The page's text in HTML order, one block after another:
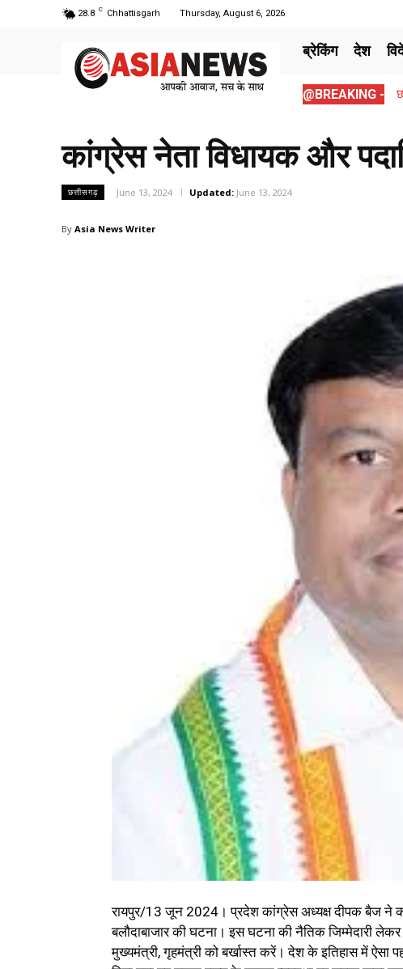
28.8 C Chhattisgarh Thursday, August 6, 2026
ब्रेकिंग देश
@BREAKING -
कांग्रेस नेता विधायक और
छत्तीसगढ़ June 13, 2024 Updated: June 13, 2024
By Asia News Writer
रायपुर/13 जून 2024। प्रदेश कांग्रेस अध्यक्ष दीपक बैज ने
बलौदाबाजार की घटना। इस घटना की नैतिक जिम्मेदारी
मुख्यमंत्री, गृहमंत्री को बर्खास्त करें। देश के इतिहास में